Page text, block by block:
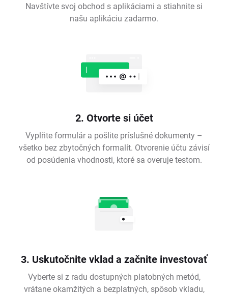
Navštívte svoj obchod s aplikáciami a stiahnite si
našu aplikáciu zadarmo.
2. Otvorte si účet
Vyplňte formulár a pošlite príslušné dokumenty –
všetko bez zbytočných formalít. Otvorenie účtu závisí
od posúdenia vhodnosti, ktoré sa overuje testom.
3. Uskutočnite vklad a začnite investovať
Vyberte si z radu dostupných platobných metód,
vrátane okamžitých a bezplatných, spôsob vkladu,